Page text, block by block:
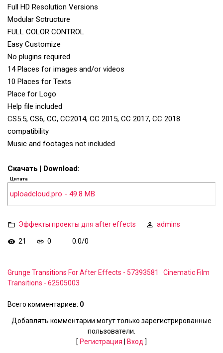
Full HD Resolution Versions
Modular Sctructure
FULL COLOR CONTROL
Easy Customize
No plugins required
14 Places for images and/or videos
10 Places for Texts
Place for Logo
Help file included
CS5.5, CS6, CC, CC2014, CC 2015, CC 2017, CC 2018
compatibility
Music and footages not included
Скачать | Download:
Цитата
uploadcloud.pro - 49.8 MB
Эффекты проекты для after effects admins
21 0 0.0/0
Grunge Transitions For After Effects - 57393581
Cinematic Film
Transitions - 62505003
Всего комментариев: 0
Добавлять комментарии могут только зарегистрированные
пользователи.
[ Регистрация Вход ]